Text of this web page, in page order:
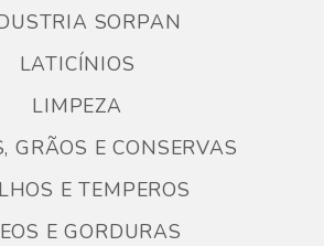
SORPAN
LATICÍNIOS
LIMPEZA
GRÃOS E CONSERVAS
E TEMPEROS
E GORDURAS